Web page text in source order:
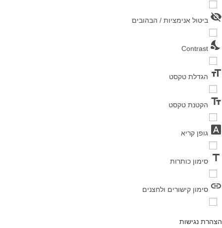
visibility_off ביטול אנימציות / הבהובים
nights_stay
Contrast
format_size הגדלת טקסט
text_fields הקטנת טקסט
font_download גופן קריא
title סימון כותרות
link סימון קישורים ולחצנים
הצהרת נגישות